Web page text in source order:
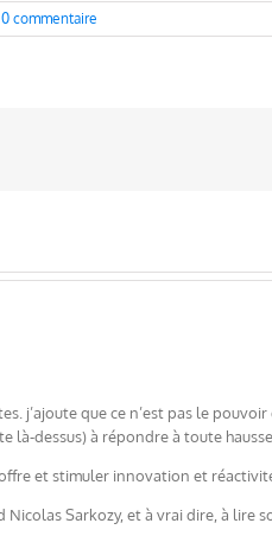
0 commentaire
j’ajoute que ce n’est pas le
là-dessus) à répondre à toute
et stimuler innovation et
Nicolas Sarkozy, et à vrai dire, à